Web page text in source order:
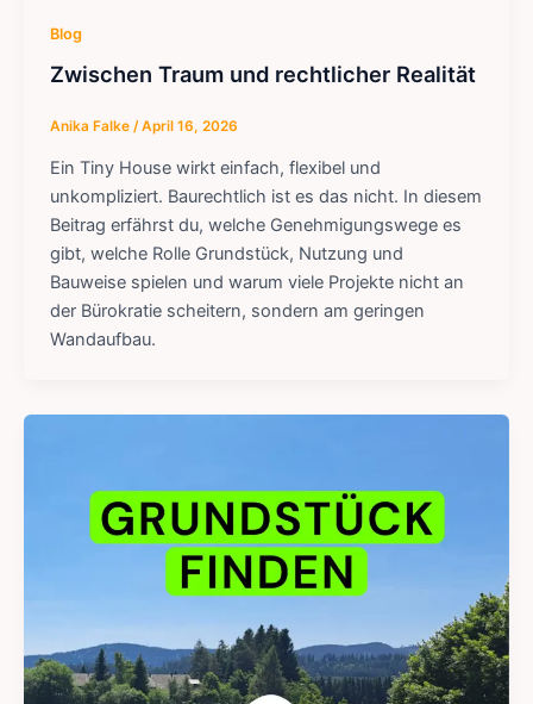
Blog
Zwischen Traum und rechtlicher Realität
Anika Falke /April 16, 2026
Ein Tiny House wirkt einfach, flexibel und
unkompliziert. Baurechtlich ist es das nicht. In diesem
Beitrag erfährst du, welche Genehmigungswege es
gibt, welche Rolle Grundstück, Nutzung und
Bauweise spielen und warum viele Projekte nicht an
der Bürokratie scheitern, sondern am geringen
Wandaufbau.